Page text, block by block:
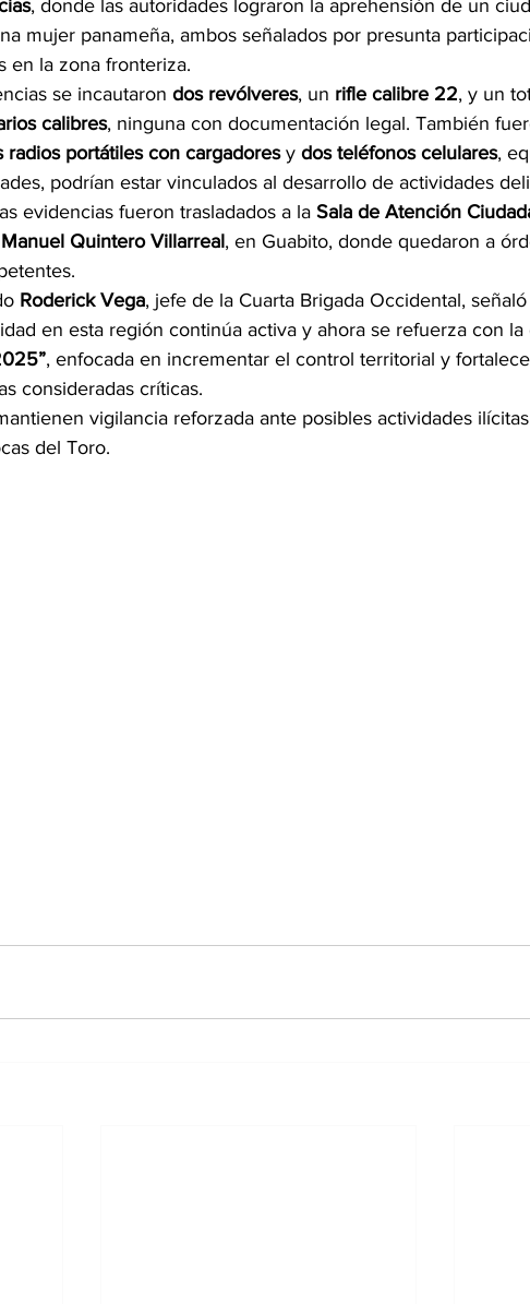
, donde las autoridades lograron la aprehensión de un
mujer panameña, ambos señalados por presunta
en la zona fronteriza.
se incautaron dos revólveres, un rifle calibre 22, y un
calibres, ninguna con documentación legal. También
radios portátiles con cargadores y dos teléfonos celulares,
podrían estar vinculados al desarrollo de actividades
evidencias fueron trasladados a la Sala de Atención
Quintero Villarreal, en Guabito, donde quedaron a
Roderick Vega, jefe de la Cuarta Brigada Occidental,
en esta región continúa activa y ahora se refuerza con la
, enfocada en incrementar el control territorial y
consideradas críticas.
vigilancia reforzada ante posibles actividades
del Toro.